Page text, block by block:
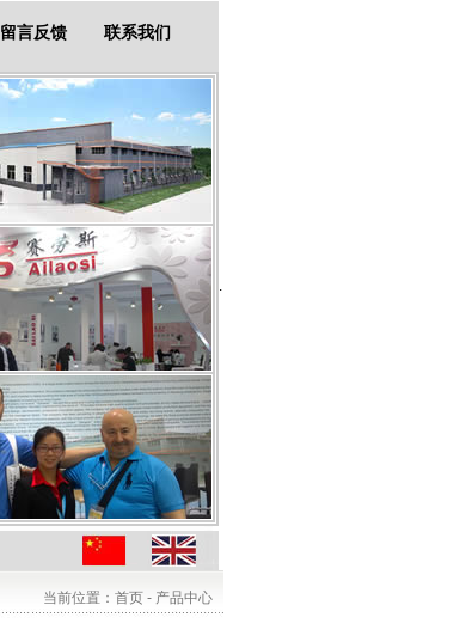
留言反馈 联系我们
.
当前位置：首页 - 产品中心